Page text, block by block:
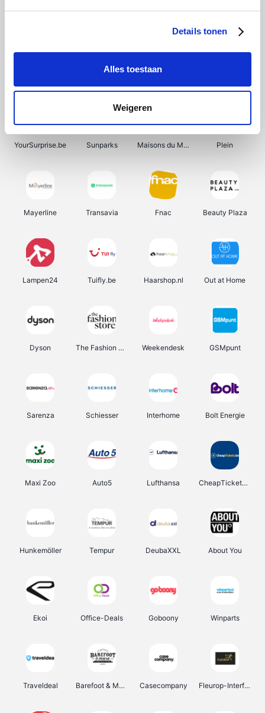
Details tonen
Alles toestaan
Weigeren
Shein Bergfreunde Pazzox Smartwatchbanden
YourSurprise.be Sunparks Maisons du Monde Plein
Mayerline Transavia Fnac Beauty Plaza
Lampen24 Tuifly.be Haarshop.nl Out at Home
Dyson The Fashion Store Weekendesk GSMpunt
Sarenza Schiesser Interhome Bolt Energie
Maxi Zoo Auto5 Lufthansa CheapTickets.be
Hunkemöller Tempur DeubaXXL About You
Ekoi Office-Deals Goboony Winparts
Traveldeal Barefoot & More Casecompany Fleurop-Interflora